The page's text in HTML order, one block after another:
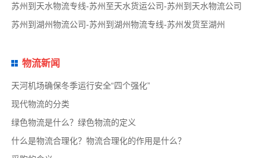
苏州到天水物流专线-苏州至天水货运公司-苏州到天水物流公司
苏州到湖州物流公司-苏州到湖州物流专线-苏州发货至湖州
物流新闻
天河机场确保冬季运行安全“四个强化”
现代物流的分类
绿色物流是什么？绿色物流的定义
什么是物流合理化？物流合理化的作用是什么？